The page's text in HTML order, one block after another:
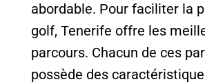
abordable. Pour faciliter la
golf, Tenerife offre les
parcours. Chacun de ces
possède des